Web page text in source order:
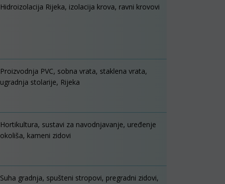
Hidroizolacija Rijeka, izolacija krova, ravni krovovi
Proizvodnja PVC, sobna vrata, staklena vrata,
ugradnja stolarije, Rijeka
Hortikultura, sustavi za navodnjavanje, uređenje
okoliša, kameni zidovi
Suha gradnja, spušteni stropovi, pregradni zidovi,